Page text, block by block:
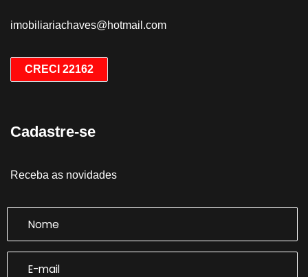
imobiliariachaves@hotmail.com
CRECI 22162
Cadastre-se
Receba as novidades